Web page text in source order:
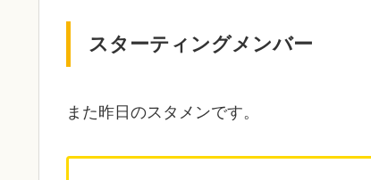
スターティングメンバー
また昨日のスタメンです。